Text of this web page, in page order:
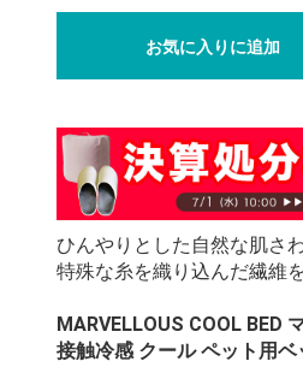
お気に入りに追加
ひんやりとした自然な肌さ
特殊な糸を織り込んだ繊維
MARVELLOUS COOL BED
接触冷感 クール ペット用ベ